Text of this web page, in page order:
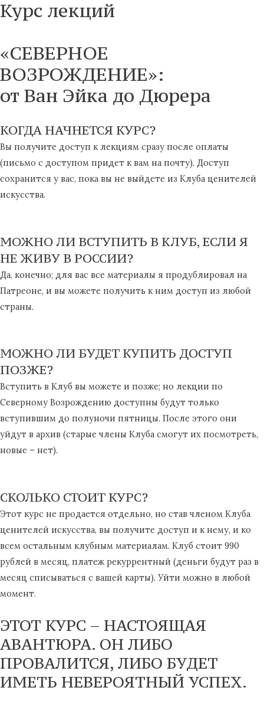
Перейти
Курс лекций
«СЕВЕРНОЕ
ВОЗРОЖДЕНИЕ»:
от Ван Эйка до Дюрера
КОГДА НАЧНЕТСЯ КУРС?​
Вы получите доступ к лекциям сразу после оплаты
(письмо с доступом придет к вам на почту). Доступ
сохранится у вас, пока вы не выйдете из Клуба ценителей
искусства.
МОЖНО ЛИ ВСТУПИТЬ В КЛУБ, ЕСЛИ Я
НЕ ЖИВУ В РОССИИ?
Да, конечно; для вас все материалы я продублировал на
Патреоне, и вы можете получить к ним доступ из любой
страны.​
МОЖНО ЛИ БУДЕТ КУПИТЬ ДОСТУП
ПОЗЖЕ?​
Вступить в Клуб вы можете и позже; но лекции по
Северному Возрождению доступны будут только
вступившим до полуночи пятницы. После этого они
уйдут в архив (старые члены Клуба смогут их посмотреть,
новые – нет).
СКОЛЬКО СТОИТ КУРС?
Этот курс не продается отдельно, но став членом Клуба
ценителей искусства, вы получите доступ и к нему, и ко
всем остальным клубным материалам. Клуб стоит 990
рублей в месяц, платеж рекуррентный (деньги будут раз в
месяц списываться с вашей карты). Уйти можно в любой
момент.
ЭТОТ КУРС – НАСТОЯЩАЯ
АВАНТЮРА. ОН ЛИБО
ПРОВАЛИТСЯ, ЛИБО БУДЕТ
ИМЕТЬ НЕВЕРОЯТНЫЙ УСПЕХ.